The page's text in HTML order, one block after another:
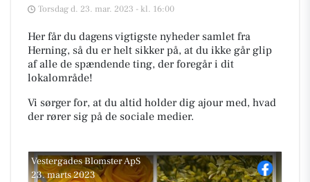
Torsdag d. 23. mar. 2023 - kl. 16:00
Her får du dagens vigtigste nyheder samlet fra
Herning, så du er helt sikker på, at du ikke går glip
af alle de spændende ting, der foregår i dit
lokalområde!
Vi sørger for, at du altid holder dig ajour med, hvad
der rører sig på de sociale medier.
Vestergades Blomster ApS
23. marts 2023